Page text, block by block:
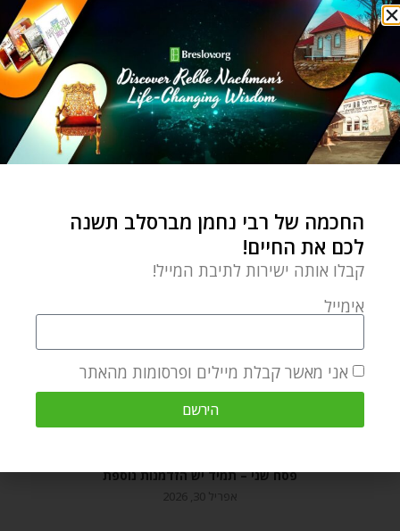
other Jewish women discover
their own spiritual potential
through the meaningful teachings
of Breslov Chassidut.
מאמרים קשורים
פסח שני – תמיד יש הזדמנות נוספת
אפריל 30, 2026
החכמה של רבי נחמן מברסלב תשנה
לכם את החיים!
קבלו אותה ישירות לתיבת המייל!
אימייל
אני מאשר קבלת מיילים ופרסומות מהאתר
הירשם